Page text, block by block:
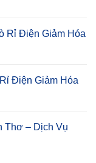
Rỉ Điện Giảm Hóa
Điện Giảm Hóa
Thơ – Dịch Vụ